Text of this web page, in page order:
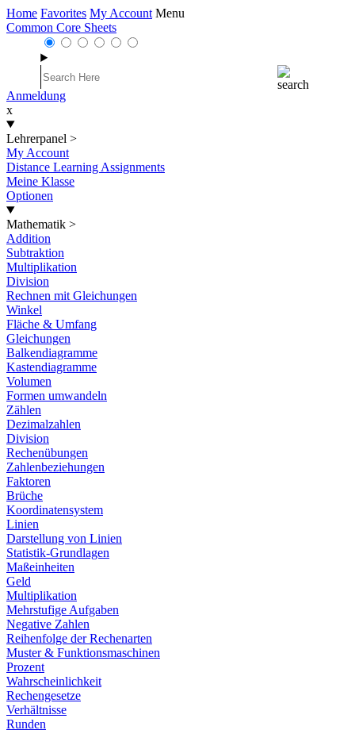
Home Favorites My Account Menu
Common Core Sheets
Anmeldung
x
Lehrerpanel >
My Account
Distance Learning Assignments
Meine Klasse
Optionen
Mathematik >
Addition
Subtraktion
Multiplikation
Division
Rechnen mit Gleichungen
Winkel
Fläche & Umfang
Gleichungen
Balkendiagramme
Kastendiagramme
Volumen
Formen umwandeln
Zählen
Dezimalzahlen
Division
Rechenübungen
Zahlenbeziehungen
Faktoren
Brüche
Koordinatensystem
Linien
Darstellung von Linien
Statistik-Grundlagen
Maßeinheiten
Geld
Multiplikation
Mehrstufige Aufgaben
Negative Zahlen
Reihenfolge der Rechenarten
Muster & Funktionsmaschinen
Prozent
Wahrscheinlichkeit
Rechengesetze
Verhältnisse
Runden